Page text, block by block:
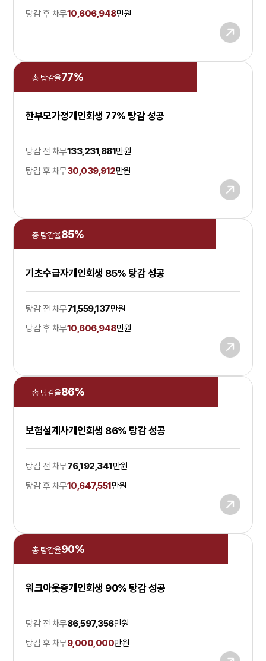
탕감 후 채무10,606,948만원
총 탕감율77%
한부모가정개인회생 77% 탕감 성공
탕감 전 채무133,231,881만원
탕감 후 채무30,039,912만원
총 탕감율85%
기초수급자개인회생 85% 탕감 성공
탕감 전 채무71,559,137만원
탕감 후 채무10,606,948만원
총 탕감율86%
보험설계사개인회생 86% 탕감 성공
탕감 전 채무76,192,341만원
탕감 후 채무10,647,551만원
총 탕감율90%
워크아웃중개인회생 90% 탕감 성공
탕감 전 채무86,597,356만원
탕감 후 채무9,000,000만원